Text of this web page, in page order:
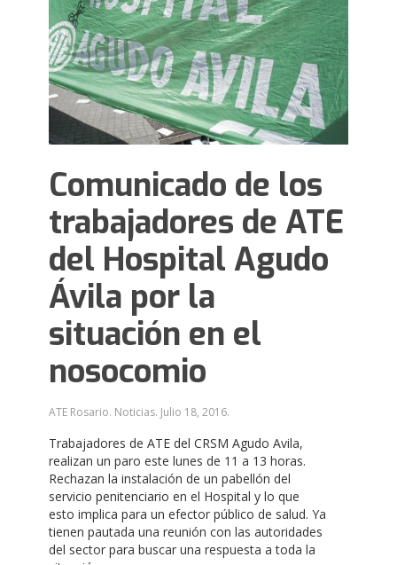
Comunicado de los
trabajadores de ATE
del Hospital Agudo
Ávila por la
situación en el
nosocomio
ATE Rosario. Noticias. Julio 18, 2016.
Trabajadores de ATE del CRSM Agudo Avila,
realizan un paro este lunes de 11 a 13 horas.
Rechazan la instalación de un pabellón del
servicio penitenciario en el Hospital y lo que
esto implica para un efector público de salud. Ya
tienen pautada una reunión con las autoridades
del sector para buscar una respuesta a toda la